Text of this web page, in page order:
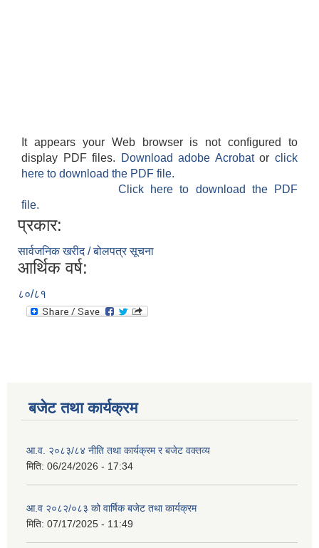
It appears your Web browser is not configured to
display PDF files.
Download adobe Acrobatorclick
here to download the PDF file.
Click here to download the PDF
file.
प्रकार:
सार्वजनिक खरीद / बोलपत्र सूचना
आर्थिक वर्ष:
८०/८१
बजेट तथा कार्यक्रम
आ.व. २०८३/८४ नीति तथा कार्यक्रम र बजेट वक्तव्य
मिति: 06/24/2026 - 17:34
आ.व २०८२/०८३ को वार्षिक बजेट तथा कार्यक्रम
मिति: 07/17/2025 - 11:49